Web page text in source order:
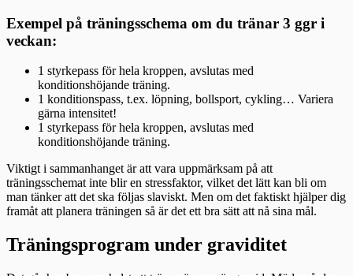
Exempel på träningsschema om du tränar 3 ggr i
veckan:
1 styrkepass för hela kroppen, avslutas med
konditionshöjande träning.
1 konditionspass, t.ex. löpning, bollsport, cykling… Variera
gärna intensitet!
1 styrkepass för hela kroppen, avslutas med
konditionshöjande träning.
Viktigt i sammanhanget är att vara uppmärksam på att
träningsschemat inte blir en stressfaktor, vilket det lätt kan bli om
man tänker att det ska följas slaviskt. Men om det faktiskt hjälper dig
framåt att planera träningen så är det ett bra sätt att nå sina mål.
Träningsprogram under graviditet